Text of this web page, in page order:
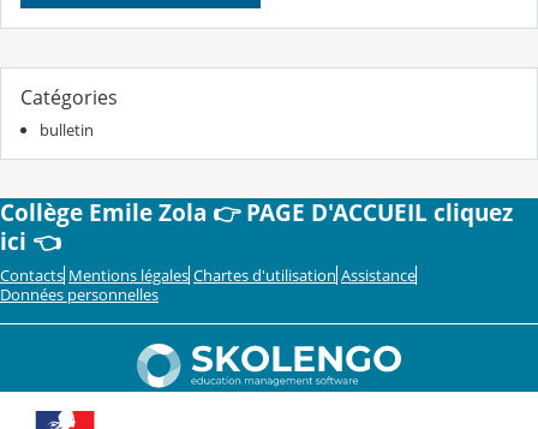
Catégories
bulletin
Collège Emile Zola 👉 PAGE D'ACCUEIL cliquez
ici 👈
Contacts Mentions légales Chartes d'utilisation Assistance
Données personnelles